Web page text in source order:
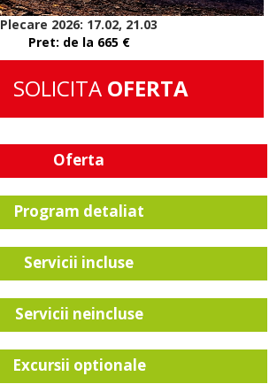
Plecare 2026: 17.02, 21.03
Pret: de la 665 €
SOLICITA OFERTA
Oferta
Program detaliat
Servicii incluse
Servicii neincluse
Excursii optionale